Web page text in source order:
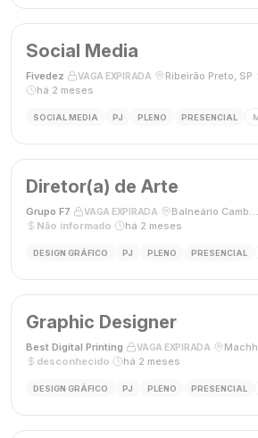
Social Media
Fivedez VAGA EXPIRADA Ribeirão Preto, SP
há 2 meses
SOCIAL MEDIA PJ PLENO PRESENCIAL
Diretor(a) de Arte
Grupo F7 VAGA EXPIRADA Balneário Camboriú, SC, Brasil
Não informado
há 2 meses
DESIGN GRÁFICO PJ PLENO PRESENCIAL
Graphic Designer
Best Digital Printing VAGA EXPIRADA
desconhecido
há 2 meses
DESIGN GRÁFICO PJ PLENO PRESENCIAL